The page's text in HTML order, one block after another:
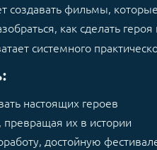
создавать фильмы,
как сделать
системного
настоящих героев
превращая их в истории
достойную